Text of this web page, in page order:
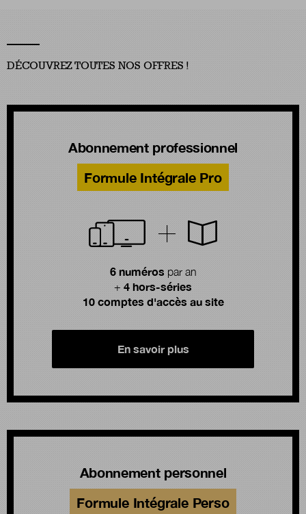
DÉCOUVREZ TOUTES NOS OFFRES !
Abonnement professionnel
Formule Intégrale Pro
6 numéros par an
+ 4 hors-séries
10 comptes d'accès au site
En savoir plus
Abonnement personnel
Formule Intégrale Perso